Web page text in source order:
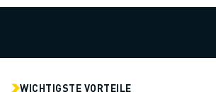
DRAHTERODIERMASCHINEN
WICHTIGSTE VORTEILE